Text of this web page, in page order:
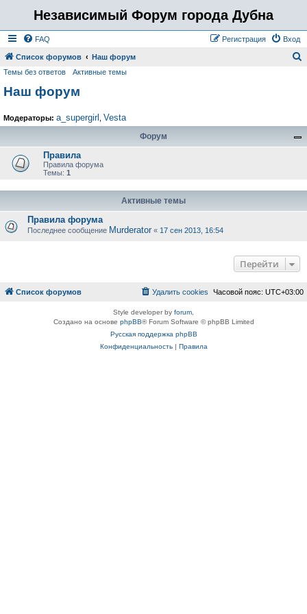
Независимый Форум города Дубна
FAQ Вход
Регистрация
Список форумов Наш форум
Темы без ответов Активные темы
Наш форум
Модераторы: a_supergirl Vesta
Форум
Правила
Правила форума
Темы: 1
Активные темы
Правила форума
Последнее сообщение Murderator « 17 сен 2013, 16:54
Перейти
Список форумов Часовой пояс: UTC+03:00
Удалить cookies
Style developer by forum
Создано на основе phpBB® Forum Software © phpBB Limited
Русская поддержка phpBB
Конфиденциальность| Правила